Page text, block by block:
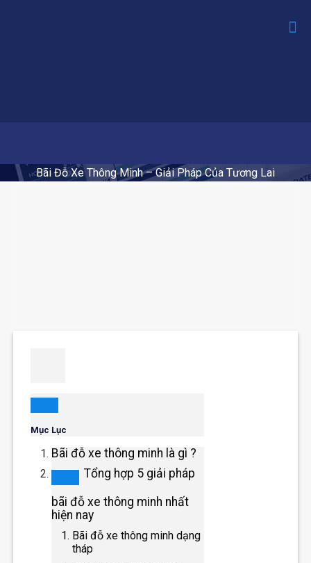
Bãi Đỗ Xe Thông Minh – Giải Pháp Của Tương Lai
Mục Lục
Bãi đỗ xe thông minh là gì ?
Tổng hợp 5 giải pháp
bãi đỗ xe thông minh nhất
hiện nay
Bãi đỗ xe thông minh dạng
tháp